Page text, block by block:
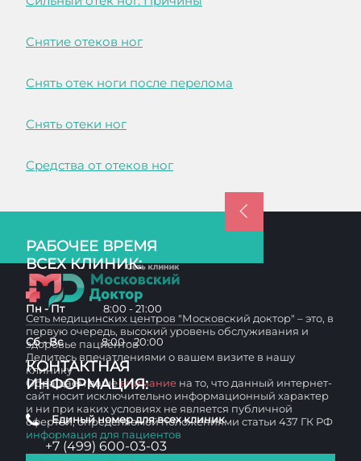
Снятие отеков ног
Снять отек ноги после перелома
Снять отеки ног
Средства от отеков ног
РАБОЧЕЕ ВРЕМЯ
ВСЕХ КЛИНИК:
Пн - Пт 8:00 - 21:00
Сб - Вс 8:00 - 20:00
КОНТАКТНАЯ
ИНФОРМАЦИЯ:
Единый номер для всех клиник
+7 (499) 600-03-03
Сеть медицинских центров "Московский доктор" – это, в
первую очередь, высокий уровень обслуживания и
здоровье пациентов
Делитесь впечатлениями о вашем визите в нашу
клинику
Обращаем вашевнимание на то, что данный интернет-
сайт носит исключительно информационный характер
и ни при каких условиях не является публичной
офертой, определяемой положениями статьи 437 ГК РФ
информация для пациентов